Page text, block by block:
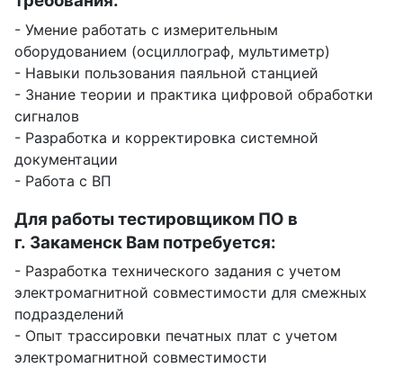
- Умение работать с измерительным
оборудованием (осциллограф, мультиметр)
- Навыки пользования паяльной станцией
- Знание теории и практика цифровой обработки
сигналов
- Разработка и корректировка системной
документации
- Работа с ВП
Для работы тестировщиком ПО в
г. Закаменск Вам потребуется:
- Разработка технического задания с учетом
электромагнитной совместимости для смежных
подразделений
- Опыт трассировки печатных плат с учетом
электромагнитной совместимости